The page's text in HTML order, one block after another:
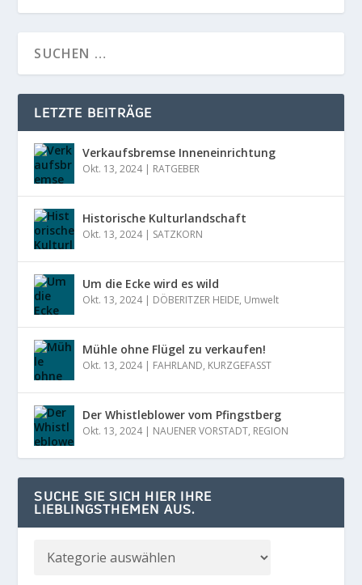
LETZTE BEITRÄGE
Verkaufsbremse Inneneinrichtung
Okt. 13, 2024| RATGEBER
Historische Kulturlandschaft
Okt. 13, 2024| SATZKORN
Um die Ecke wird es wild
Okt. 13, 2024| DÖBERITZER HEIDE, Umwelt
Mühle ohne Flügel zu verkaufen!
Okt. 13, 2024| FAHRLAND, KURZGEFASST
Der Whistleblower vom Pfingstberg
Okt. 13, 2024| NAUENER VORSTADT, REGION
SUCHE SIE SICH HIER IHRE
LIEBLINGSTHEMEN AUS.